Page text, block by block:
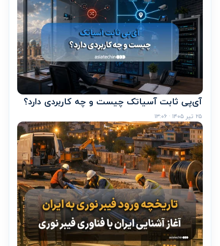
آی‌پی ثابت آسیاتک چیست و چه کاربردی دارد؟
۲۵ تیر ۱۴۰۵ · ۱۳:۰۶